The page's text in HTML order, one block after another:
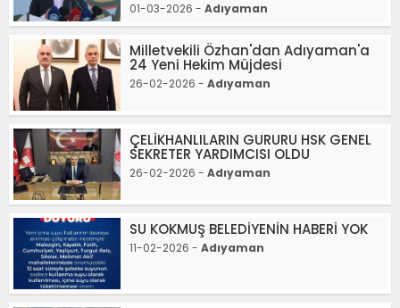
01-03-2026 - Adıyaman
Milletvekili Özhan'dan Adıyaman'a
24 Yeni Hekim Müjdesi
26-02-2026 - Adıyaman
ÇELİKHANLILARIN GURURU HSK GENEL
SEKRETER YARDIMCISI OLDU
26-02-2026 - Adıyaman
SU KOKMUŞ BELEDİYENİN HABERİ YOK
11-02-2026 - Adıyaman